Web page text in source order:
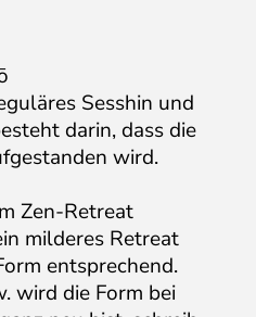
Sesshin und
darin, dass die
wird.
Zen-Retreat
milderes Retreat
entsprechend.
wird die Form bei